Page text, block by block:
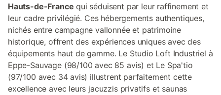
Hauts-de-France qui séduisent par leur raffinement et
leur cadre privilégié. Ces hébergements authentiques,
nichés entre campagne vallonnée et patrimoine
historique, offrent des expériences uniques avec des
équipements haut de gamme. Le Studio Loft Industriel à
Eppe-Sauvage (98/100 avec 85 avis) et Le Spa'tio
(97/100 avec 34 avis) illustrent parfaitement cette
excellence avec leurs jacuzzis privatifs et saunas